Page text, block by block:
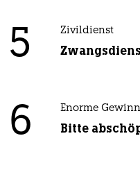
5 Zivildienst
6 Enorme
Bitte